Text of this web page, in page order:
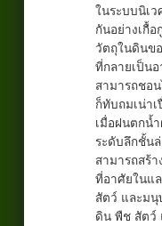
ในระบบนิเ
กันอย่างเกื้
วัตถุในดินข
ที่กลายเป็น
สามารถชอ
ก็ทับถมเน่า
เมื่อฝนตกน้
ระดับลึกชั้น
สามารถสร้
ที่อาศัยในแ
สัตว์ และม
ดิน พืช สัตว์